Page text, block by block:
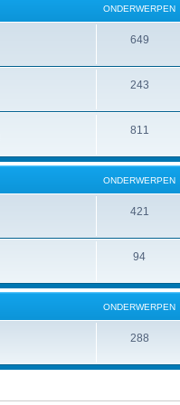
ONDERWERPEN
649
243
811
ONDERWERPEN
421
94
ONDERWERPEN
288